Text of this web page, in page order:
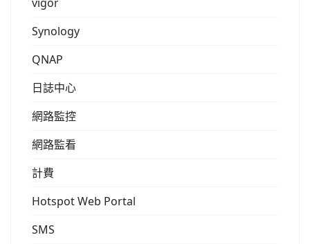
Synology
QNAP
日誌中心
網路監控
網路監看
計費
Hotspot Web Portal
SMS